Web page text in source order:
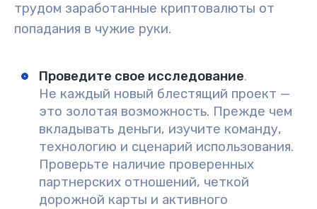
трудом заработанные криптовалюты от
попадания в чужие руки.
Проведите свое исследование.
Не каждый новый блестящий проект —
это золотая возможность. Прежде чем
вкладывать деньги, изучите команду,
технологию и сценарий использования.
Проверьте наличие проверенных
партнерских отношений, четкой
дорожной карты и активного